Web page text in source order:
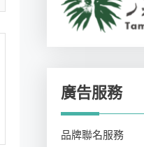
廣告服務
品牌聯名服務